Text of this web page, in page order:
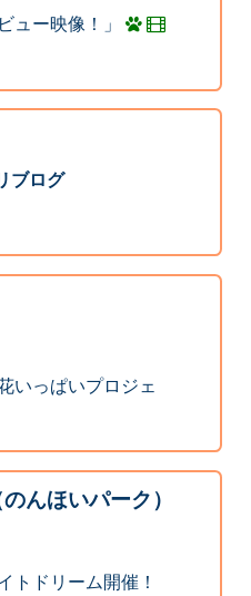
ュー映像！」
ブログ
いっぱいプロジェ
んほいパーク）
トドリーム開催！